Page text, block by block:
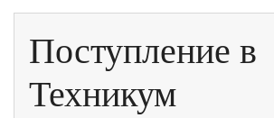
Поступление в
Техникум